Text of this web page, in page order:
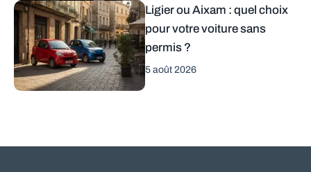
Ligier ou Aixam : quel choix
pour votre voiture sans
permis ?
5 août 2026